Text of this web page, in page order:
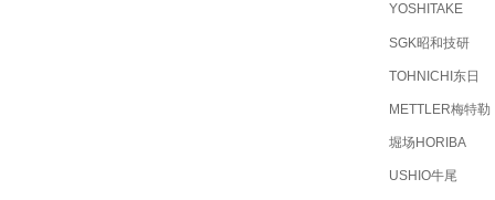
YOSHITAKE
SGK昭和技研
TOHNICHI东日
METTLER梅特勒
堀场HORIBA
USHIO牛尾